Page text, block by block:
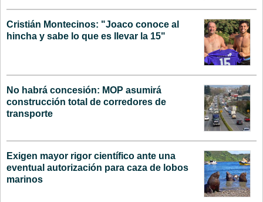
Cristián Montecinos: "Joaco conoce al
hincha y sabe lo que es llevar la 15"
No habrá concesión: MOP asumirá
construcción total de corredores de
transporte
Exigen mayor rigor científico ante una
eventual autorización para caza de lobos
marinos